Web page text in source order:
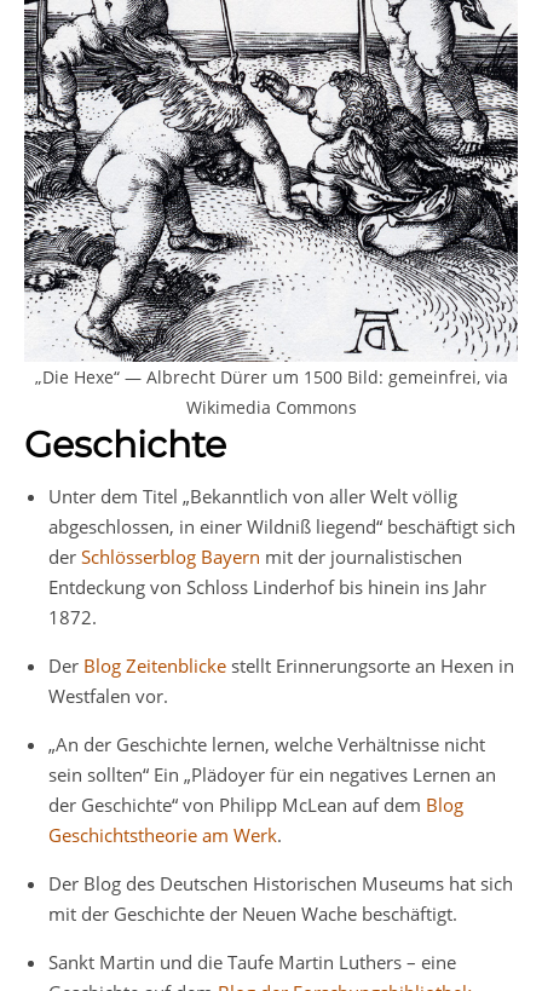
„Die Hexe“ — Albrecht Dürer um 1500 Bild: gemeinfrei, via
Wikimedia Commons
Geschichte
Unter dem Titel „Bekanntlich von aller Welt völlig
abgeschlossen, in einer Wildniß liegend“ beschäftigt sich
der Schlösserblog Bayern mit der journalistischen
Entdeckung von Schloss Linderhof bis hinein ins Jahr
1872.
Der Blog Zeitenblicke stellt Erinnerungsorte an Hexen in
Westfalen vor.
„An der Geschichte lernen, welche Verhältnisse nicht
sein sollten“ Ein „Plädoyer für ein negatives Lernen an
der Geschichte“ von Philipp McLean auf dem Blog
Geschichtstheorie am Werk.
Der Blog des Deutschen Historischen Museums hat sich
mit der Geschichte der Neuen Wache beschäftigt.
Sankt Martin und die Taufe Martin Luthers – eine